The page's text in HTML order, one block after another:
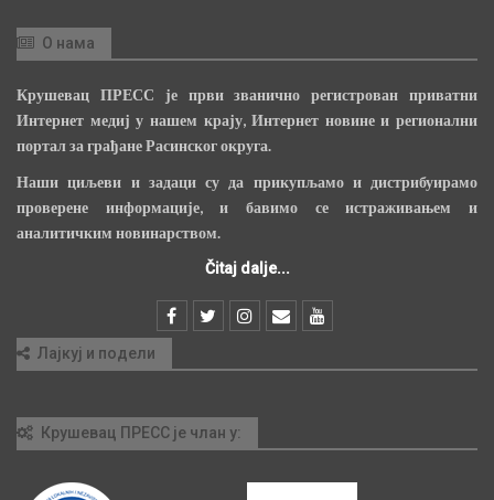
О нама
Крушевац ПРЕСС је први званично регистрован приватни
Интернет медиј у нашем крају, Интернет новине и регионални
портал за грађане Расинског округа.
Наши циљеви и задаци су да прикупљамо и дистрибуирамо
проверене информације, и бавимо се истраживањем и
аналитичким новинарством.
Čitaj dalje...
Лајкуј и подели
Крушевац ПРЕСС је члан у: